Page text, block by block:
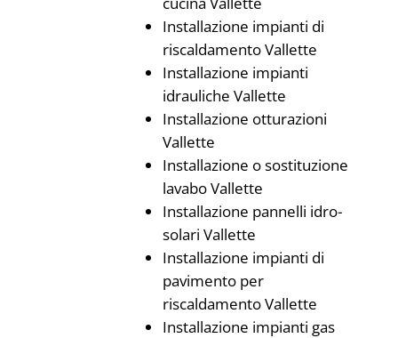
Installazione impianti di
riscaldamento Vallette
Installazione impianti
idrauliche Vallette
Installazione otturazioni
Vallette
Installazione o sostituzione
lavabo Vallette
Installazione pannelli idro-
solari Vallette
Installazione impianti di
pavimento per
riscaldamento Vallette
Installazione impianti gas